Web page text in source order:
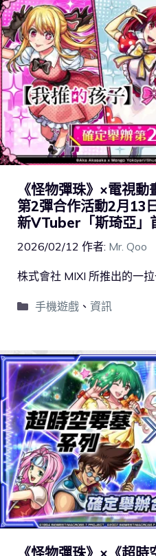
《怪物彈珠》×電視動
第2彈合作活動2月13
新VTuber「斯琦亞」
2026/02/12 作者: Mr. Qoo
株式會社 MIXI 所推出的一
手機遊戲、 資訊